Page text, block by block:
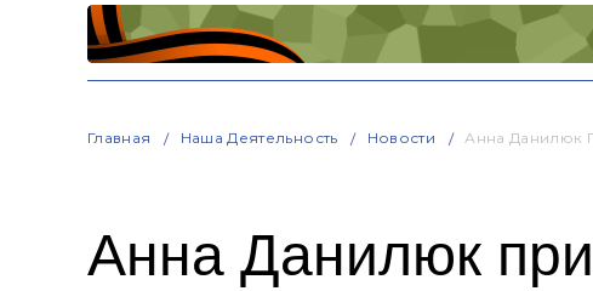
Главная Наша Деятельность Новости Анна Данилюк
Анна Данилюк